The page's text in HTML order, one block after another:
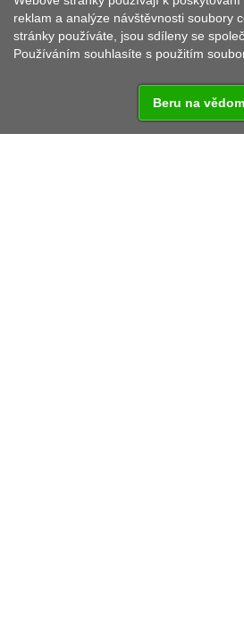
reklam a analýze návštěvnosti soubory
stránky používáte, jsou sdíleny se
Používáním souhlasíte s použitím
Beru na